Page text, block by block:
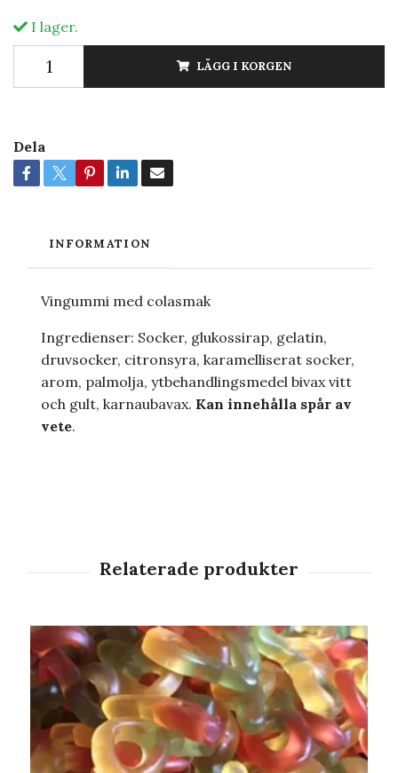
I lager.
LÄGG I KORGEN
Dela
INFORMATION
Vingummi med colasmak
Ingredienser: Socker, glukossirap, gelatin,
druvsocker, citronsyra, karamelliserat socker,
arom, palmolja, ytbehandlingsmedel bivax vitt
och gult, karnaubavax. Kan innehålla spår av
vete.